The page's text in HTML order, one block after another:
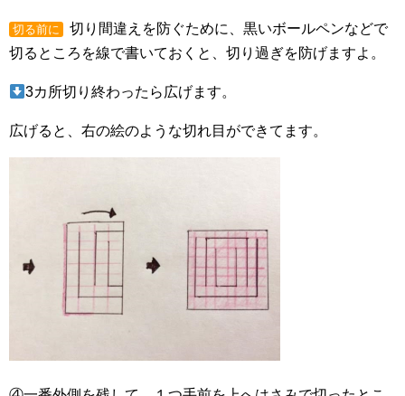
切る前に
切り間違えを防ぐために、黒いボールペンなどで
切るところを線で書いておくと、切り過ぎを防げますよ。
3カ所切り終わったら広げます。
広げると、右の絵のような切れ目ができてます。